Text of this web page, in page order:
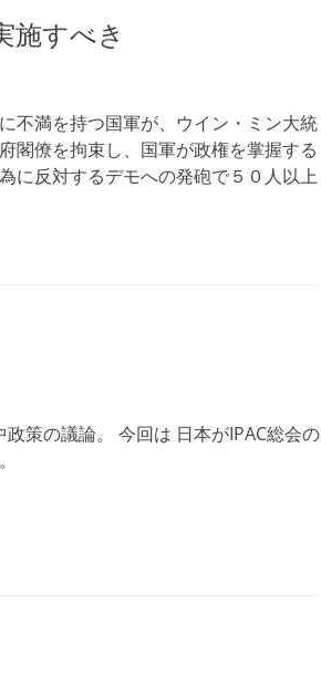
施すべき
不満を持つ国軍が、ウイン・ミン大統
閣僚を拘束し、国軍が政権を掌握する
に反対するデモへの発砲で５０人以上
策の議論。 今回は 日本がIPAC総会の